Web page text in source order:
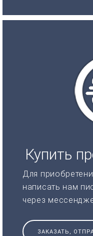
Купить
Для
написать нам
через
ЗАКАЗАТЬ,